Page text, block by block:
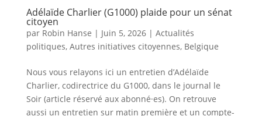
Adélaïde Charlier (G1000) plaide pour un sénat
citoyen
par Robin Hanse | Juin 5, 2026| Actualités
politiques, Autres initiatives citoyennes, Belgique
Nous vous relayons ici un entretien d’Adélaïde
Charlier, codirectrice du G1000, dans le journal le
Soir (article réservé aux abonné·es). On retrouve
aussi un entretien sur matin première et un compte-